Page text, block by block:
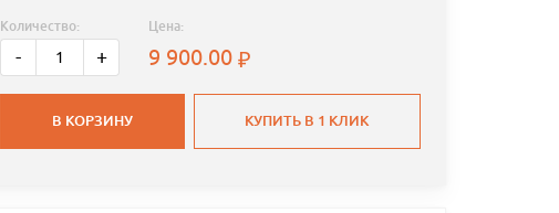
Количество:
- +
Цена:
9 900.00
В КОРЗИНУ КУПИТЬ В 1 КЛИК